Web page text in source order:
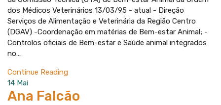
dos Médicos Veterinários 13/03/95 - atual - Direção
Serviços de Alimentação e Veterinária da Região Centro
(DGAV) -Coordenação em matérias de Bem-estar Animal; -
Controlos oficiais de Bem-estar e Saúde animal integrados
no…
Continue Reading
14 Mai
Ana Falcão